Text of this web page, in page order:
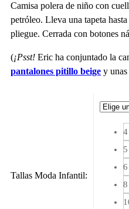
Camisa polera de niño con
petróleo. Lleva una tapeta
pliegue. Cerrada con botones
(¡Psst! Eric ha conjuntado la
pantalones pitillo beige y unas
Tallas Moda Infantil:
4
6
8